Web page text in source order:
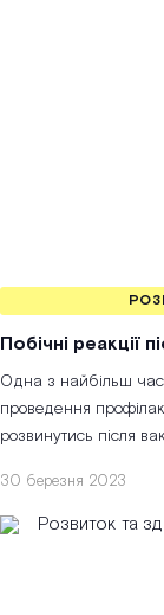
Побічні реакції
Одна з найбільш
проведення
розвинутись після
30 березня 2023